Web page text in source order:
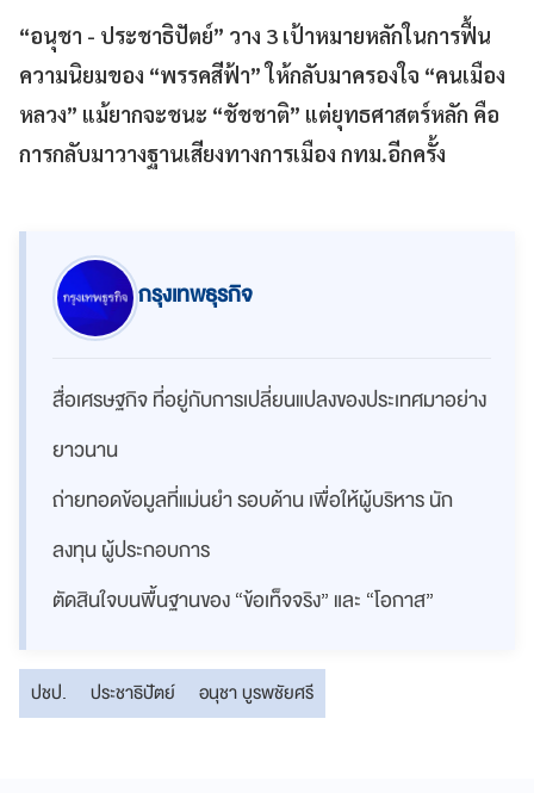
“อนุชา - ประชาธิปัตย์” วาง 3 เป้าหมายหลักในการฟื้น
ความนิยมของ “พรรคสีฟ้า” ให้กลับมาครองใจ “คนเมือง
หลวง” แม้ยากจะชนะ “ชัชชาติ” แต่ยุทธศาสตร์หลัก คือ
การกลับมาวางฐานเสียงทางการเมือง กทม.อีกครั้ง
กรุงเทพธุรกิจ
สื่อเศรษฐกิจ ที่อยู่กับการเปลี่ยนแปลงของประเทศมาอย่าง
ยาวนาน
ถ่ายทอดข้อมูลที่แม่นยำ รอบด้าน เพื่อให้ผู้บริหาร นัก
ลงทุน ผู้ประกอบการ
ตัดสินใจบนพื้นฐานของ “ข้อเท็จจริง” และ “โอกาส”
ปชป. ประชาธิปัตย์ อนุชา บูรพชัยศรี